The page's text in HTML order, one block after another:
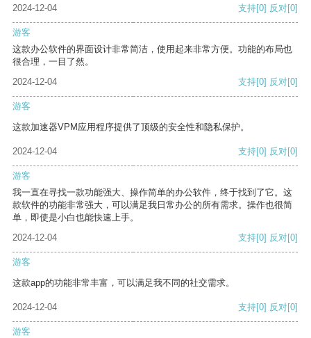
2024-12-04
支持[0] 反对[0]
游客
这款办公软件的界面设计非常简洁，使用起来非常方便。功能的布局也
很合理，一目了然。
2024-12-04
支持[0] 反对[0]
游客
这款加速器VPM应用程序提供了顶级的安全性和隐私保护。
2024-12-04 支持[0] 反对[0]
游客
我一直在寻找一款功能强大、操作简单的办公软件，终于找到了它。这
款软件的功能非常强大，可以满足我日常办公的所有需求。操作也很简
单，即使是小白也能快速上手。
2024-12-04
支持[0] 反对[0]
游客
这款app的功能非常丰富，可以满足我不同的社交需求。
2024-12-04 支持[0] 反对[0]
游客